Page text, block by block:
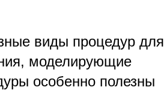
виды процедур для
моделирующие
особенно полезны